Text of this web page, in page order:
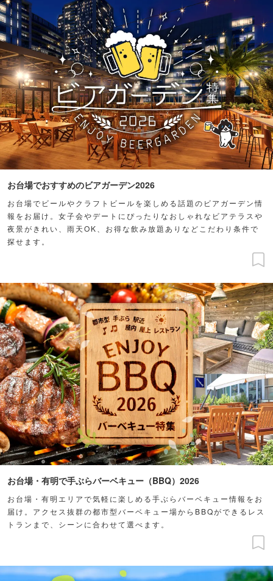
お台場でおすすめのビアガーデン2026
お台場でビールやクラフトビールを楽しめる話題のビアガーデン情
報をお届け。女子会やデートにぴったりなおしゃれなビアテラスや
夜景がきれい、雨天OK、お得な飲み放題ありなどこだわり条件で
探せます。
お台場・有明で手ぶらバーベキュー（BBQ）2026
お台場・有明エリアで気軽に楽しめる手ぶらバーベキュー情報をお
届け。アクセス抜群の都市型バーベキュー場からBBQができるレス
トランまで、シーンに合わせて選べます。